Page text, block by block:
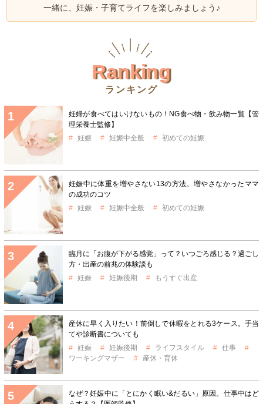
一緒に、妊娠・子育てライフを楽しみましょう♪
Ranking
ランキング
妊婦が食べてはいけないもの！NG食べ物・飲み物一覧【管
理栄養士監修】
妊娠
妊娠中全般 初めての妊娠
妊娠中に体重を増やさない13の方法。増やさなかったママ
の成功のコツ
妊娠
妊娠中全般 初めての妊娠
臨月に「お腹が下がる感覚」って？いつごろ感じる？過ごし
方・出産の前兆の体験談も
妊娠
妊娠後期 もうすぐ出産
産休に早く入りたい！前倒しで休暇をとれる3ケース。手当
てや診断書についても
妊娠
妊娠後期 ライフスタイル
仕事
ワーキングマザー
産休・育休
なぜ？妊娠中に「とにかく眠い&だるい」原因。仕事中はど